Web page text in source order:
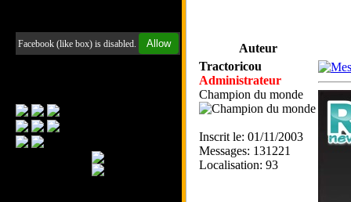
Facebook (like box) is disabled. Allow
Auteur
Tractoricou
Administrateur
Champion du monde
Inscrit le: 01/11/2003
Messages: 131221
Localisation: 93